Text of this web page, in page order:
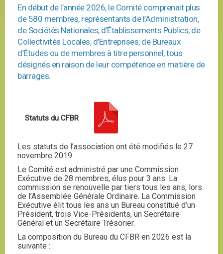
En début de l’année 2026, le Comité comprenait plus
de 580 membres, représentants de l’Administration,
de Sociétés Nationales, d’Établissements Publics, de
Collectivités Locales, d’Entreprises, de Bureaux
d’Études ou de membres à titre personnel, tous
désignés en raison de leur compétence en matière de
barrages.
Statuts du CFBR
Les statuts de l’association ont été modifiés le 27
novembre 2019.
Le Comité est administré par une Commission
Exécutive de 28 membres, élus pour 3 ans. La
commission se renouvelle par tiers tous les ans, lors
de l’Assemblée Générale Ordinaire. La Commission
Exécutive élit tous les ans un Bureau constitué d’un
Président, trois Vice-Présidents, un Secrétaire
Général et un Secrétaire Trésorier.
La composition du Bureau du CFBR en 2026 est la
suivante :